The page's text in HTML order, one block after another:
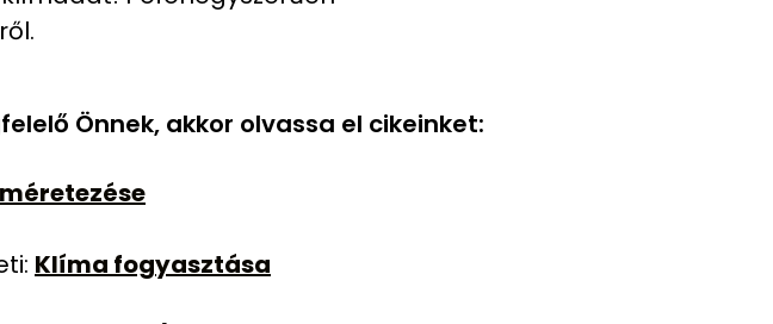
Önnek, akkor olvassa el cikeinket:
Klíma fogyasztása